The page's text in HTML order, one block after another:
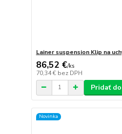
Lainer suspension Klip na
86,52 €/ks
70,34 € bez DPH
Pridať
Novinka